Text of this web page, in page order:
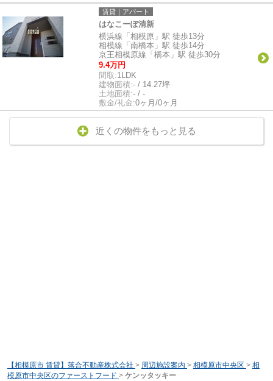
賃貸｜アパート
はなこーぽ清新
横浜線「相模原」駅 徒歩13分
相模線「南橋本」駅 徒歩14分
京王相模原線「橋本」駅 徒歩30分
9.4万円
間取:1LDK
建物面積:- / 14.27坪
土地面積:- / -
敷金/礼金:0ヶ月/0ヶ月
近くの物件をもっと見る
【相模原市 賃貸】落合不動産株式会社 > 周辺施設案内 > 相模原市中央区 > 相
模原市中央区のファーストフード > ケンッタッキー